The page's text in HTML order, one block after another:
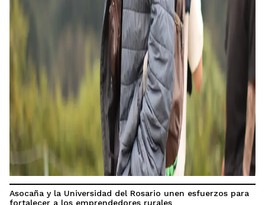
Asocaña y la Universidad del Rosario unen esfuerzos para
fortalecer a los emprendedores rurales